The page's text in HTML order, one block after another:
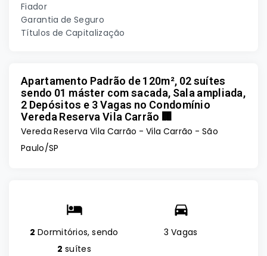
Fiador
Garantia de Seguro
Títulos de Capitalização
Apartamento Padrão de 120m², 02 suítes
sendo 01 máster com sacada, Sala ampliada,
2 Depósitos e 3 Vagas no Condomínio
Vereda Reserva Vila Carrão 🏢
Vereda Reserva Vila Carrão - Vila Carrão - São
Paulo/SP
2 Dormitórios, sendo
2 suítes
3 Vagas